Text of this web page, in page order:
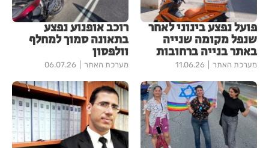
פועל נפצע בינוני לאחר
שנפל מקומה שנייה
באתר בנייה ברחובות
מערכת האתר 11.06.26
רוכב אופנוע נפצע
בתאונה סמוך למחלף
וולפסון
מערכת האתר 06.07.26